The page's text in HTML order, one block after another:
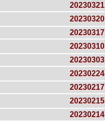
20230321
20230320
20230317
20230310
20230303
20230224
20230217
20230215
20230214